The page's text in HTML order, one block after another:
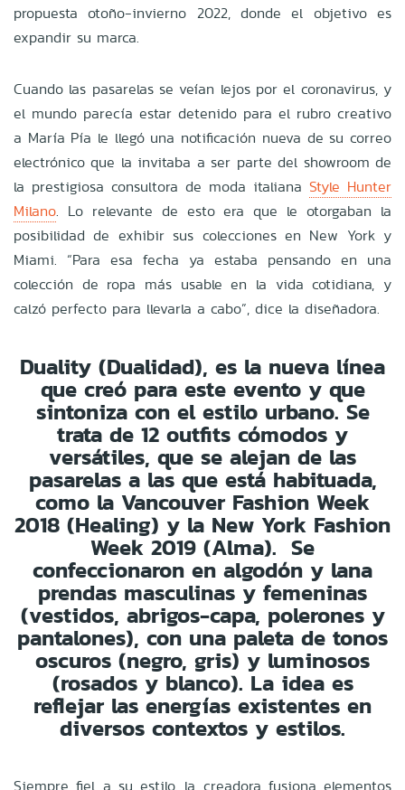
propuesta otoño-invierno 2022, donde el objetivoes
expandir su marca.
Cuando las pasarelas se veían lejos por el coronavirus, y
el mundo parecía estar detenido para el rubro creativo
a María Pía le llegó una notificación nueva de su correo
electrónico que la invitaba a ser parte del showroom de
la prestigiosa consultora de moda italiana Style Hunter
Milano. Lo relevante de esto era que le otorgaban la
posibilidad de exhibir sus colecciones en New York y
Miami. “Para esa fecha ya estaba pensando en una
colección de ropa más usable en la vida cotidiana, y
calzó perfecto para llevarla a cabo”, dice la diseñadora.
Duality (Dualidad), es la nueva línea
que creó para este evento y que
sintoniza con el estilo urbano. Se
trata de 12 outfits cómodos y
versátiles, que se alejan de las
pasarelas a las que está habituada,
como la Vancouver Fashion Week
2018 (Healing) y la New York Fashion
Week 2019 (Alma). Se
confeccionaron en algodón y lana
prendas masculinas y femeninas
(vestidos, abrigos-capa, polerones y
pantalones), con una paleta de tonos
oscuros (negro, gris) y luminosos
(rosados y blanco). La idea es
reflejar las energías existentes en
diversos contextos y estilos.